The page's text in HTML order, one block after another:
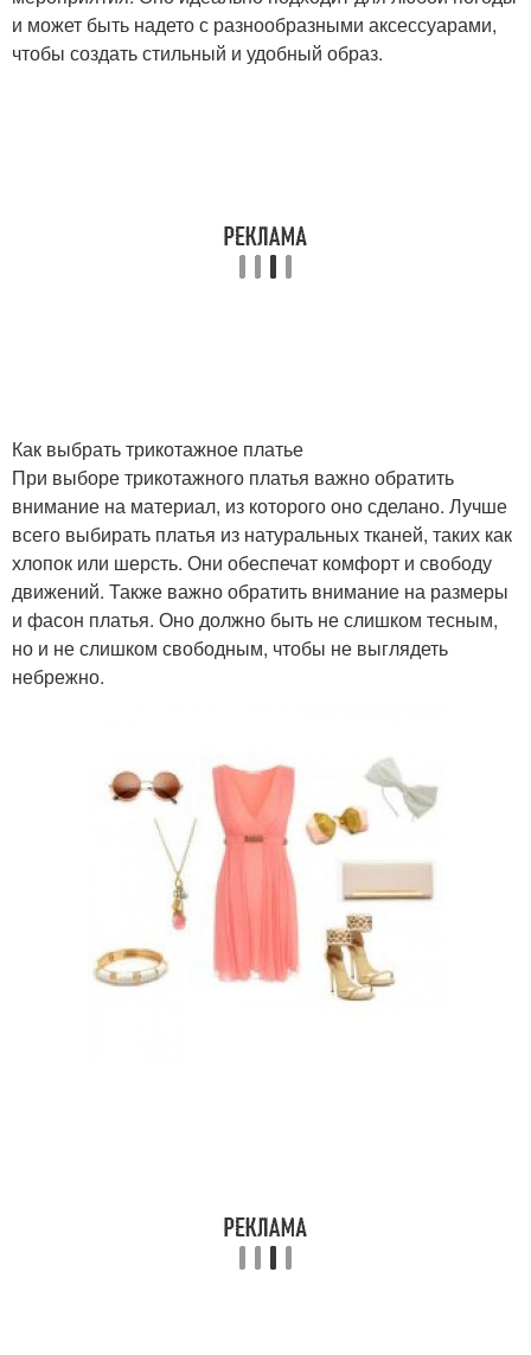
и может быть надето с разнообразными аксессуарами,
чтобы создать стильный и удобный образ.
Как выбрать трикотажное платье
При выборе трикотажного платья важно обратить
внимание на материал, из которого оно сделано. Лучше
всего выбирать платья из натуральных тканей, таких как
хлопок или шерсть. Они обеспечат комфорт и свободу
движений. Также важно обратить внимание на размеры
и фасон платья. Оно должно быть не слишком тесным,
но и не слишком свободным, чтобы не выглядеть
небрежно.